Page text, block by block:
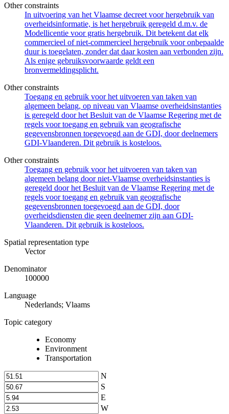
Other constraints
In uitvoering van het Vlaamse decreet voor hergebruik van
overheidsinformatie, is het hergebruik geregeld d.m.v. de
Modellicentie voor gratis hergebruik. Dit betekent dat elk
commercieel of niet-commercieel hergebruik voor onbepaalde
duur is toegelaten, zonder dat daar kosten aan verbonden zijn.
Als enige gebruiksvoorwaarde geldt een
bronvermeldingsplicht.
Other constraints
Toegang en gebruik voor het uitvoeren van taken van
algemeen belang, op niveau van Vlaamse overheidsinstanties
is geregeld door het Besluit van de Vlaamse Regering met de
regels voor toegang en gebruik van geografische
gegevensbronnen toegevoegd aan de GDI, door deelnemers
GDI-Vlaanderen. Dit gebruik is kosteloos.
Other constraints
Toegang en gebruik voor het uitvoeren van taken van
algemeen belang door niet-Vlaamse overheidsinstanties is
geregeld door het Besluit van de Vlaamse Regering met de
regels voor toegang en gebruik van geografische
gegevensbronnen toegevoegd aan de GDI, door
overheidsdiensten die geen deelnemer zijn aan GDI-
Vlaanderen. Dit gebruik is kosteloos.
Spatial representation type
Vector
Denominator
100000
Language
Nederlands; Vlaams
Topic category
Economy
Environment
Transportation
N
S
E
W